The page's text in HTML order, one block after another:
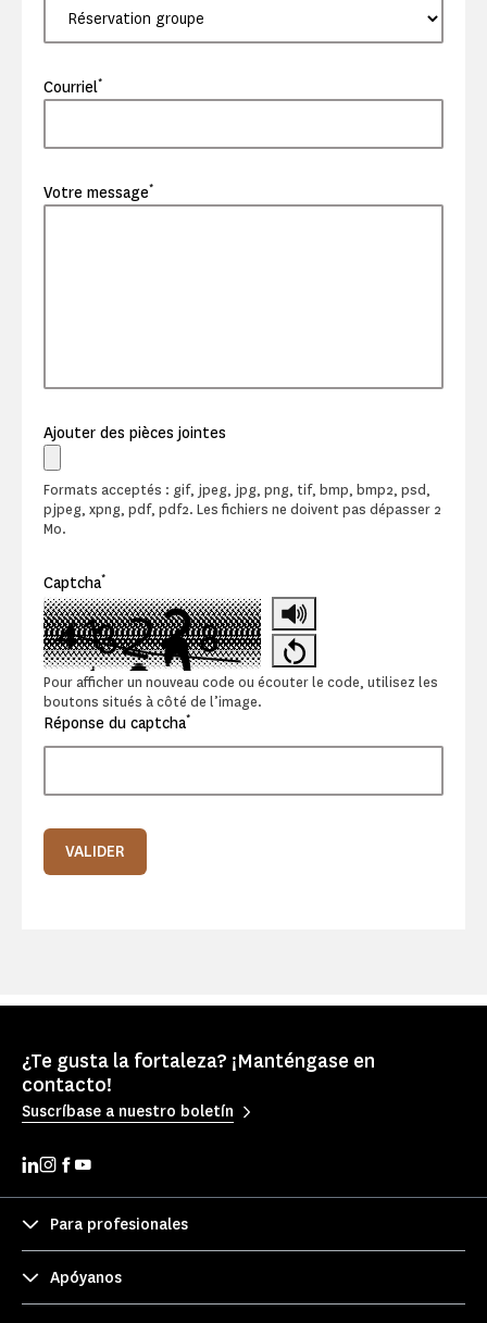
Courriel*
Votre message*
Ajouter des pièces jointes
Formats acceptés : gif, jpeg, jpg, png, tif, bmp, bmp2, psd,
pjpeg, xpng, pdf, pdf2. Les fichiers ne doivent pas dépasser 2
Mo.
Captcha*
Pour afficher un nouveau code ou écouter le code, utilisez les
boutons situés à côté de l’image.
Réponse du captcha*
VALIDER
¿Te gusta la fortaleza? ¡Manténgase en
contacto!
Suscríbase a nuestro boletín
Para profesionales
Apóyanos